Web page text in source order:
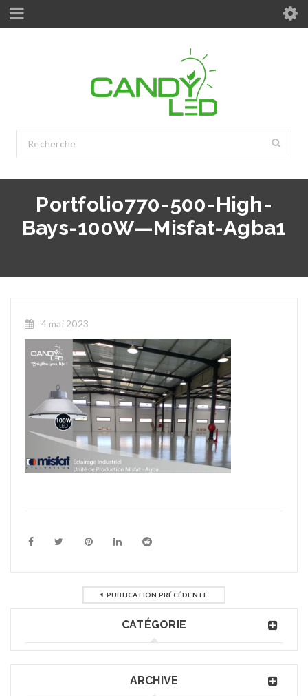
Portfolio770-500-High-
Bays-100W—Misfat-Agba1
4 mai 2023
PUBLICATION PRÉCÉDENTE
CATÉGORIE
ARCHIVE